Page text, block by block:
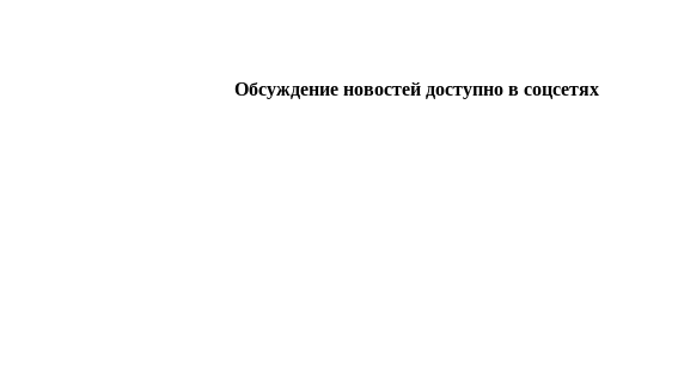
Обсуждение новостей доступно в соцсетях